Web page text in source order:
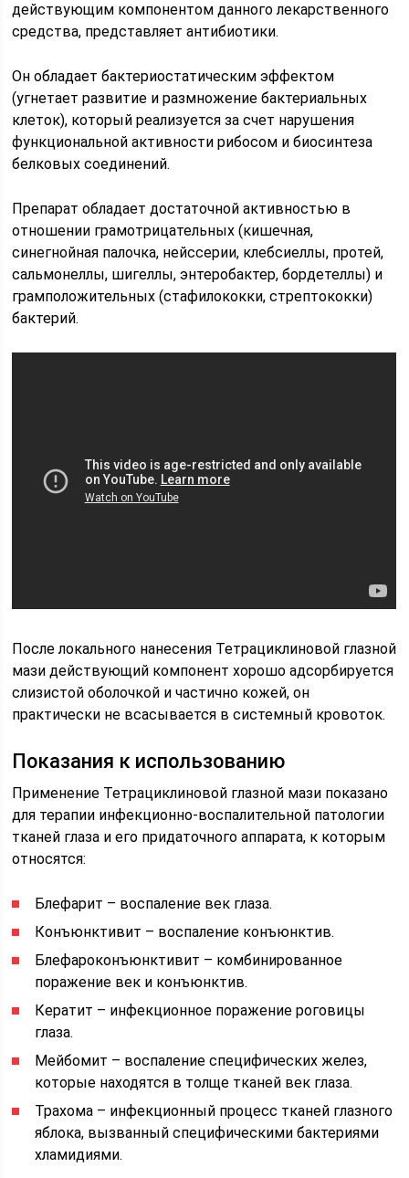
действующим компонентом данного лекарственного
средства, представляет антибиотики.
Он обладает бактериостатическим эффектом
(угнетает развитие и размножение бактериальных
клеток), который реализуется за счет нарушения
функциональной активности рибосом и биосинтеза
белковых соединений.
Препарат обладает достаточной активностью в
отношении грамотрицательных (кишечная,
синегнойная палочка, нейссерии, клебсиеллы, протей,
сальмонеллы, шигеллы, энтеробактер, бордетеллы) и
грамположительных (стафилококки, стрептококки)
бактерий.
После локального нанесения Тетрациклиновой глазной
мази действующий компонент хорошо адсорбируется
слизистой оболочкой и частично кожей, он
практически не всасывается в системный кровоток.
Показания к использованию
Применение Тетрациклиновой глазной мази показано
для терапии инфекционно-воспалительной патологии
тканей глаза и его придаточного аппарата, к которым
относятся:
Блефарит – воспаление век глаза.
Конъюнктивит – воспаление конъюнктив.
Блефароконъюнктивит – комбинированное
поражение век и конъюнктив.
Кератит – инфекционное поражение роговицы
глаза.
Мейбомит – воспаление специфических желез,
которые находятся в толще тканей век глаза.
Трахома – инфекционный процесс тканей глазного
яблока, вызванный специфическими бактериями
хламидиями.